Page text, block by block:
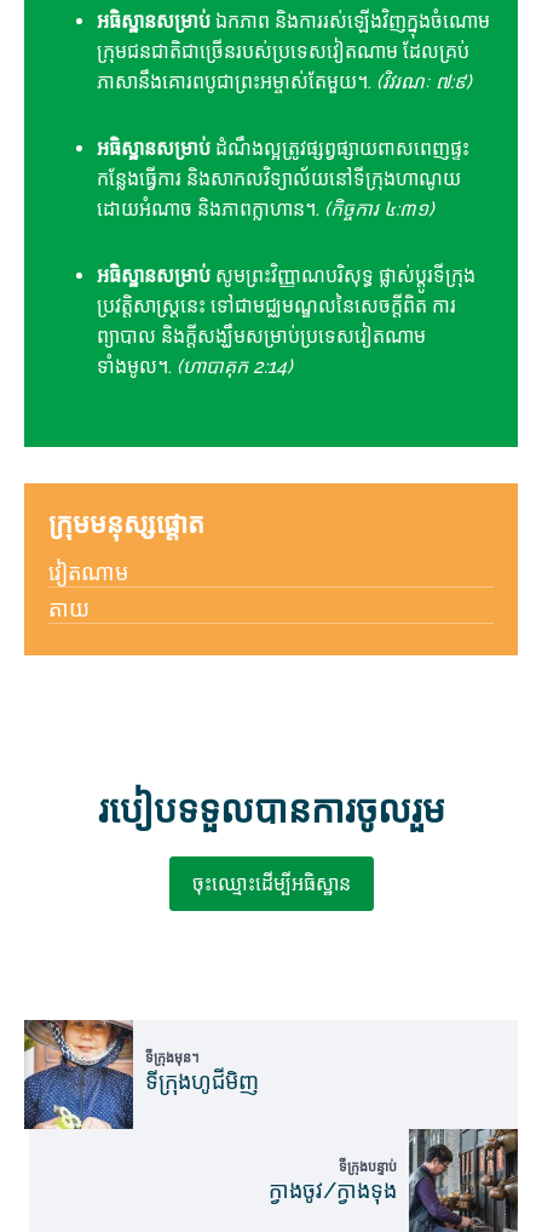
អធិស្ឋានសម្រាប់ ឯកភាព និងការរស់ឡើងវិញក្នុងចំណោម
ក្រុមជនជាតិជាច្រើនរបស់ប្រទេសវៀតណាម ដែលគ្រប់
ភាសានឹងគោរពបូជាព្រះអម្ចាស់តែមួយ។. (វិវរណៈ ៧:៩)
អធិស្ឋានសម្រាប់ ដំណឹងល្អត្រូវផ្សព្វផ្សាយពាសពេញផ្ទះ
កន្លែងធ្វើការ និងសាកលវិទ្យាល័យនៅទីក្រុងហាណូយ
ដោយអំណាច និងភាពក្លាហាន។. (កិច្ចការ ៤:៣១)
អធិស្ឋានសម្រាប់ សូមព្រះវិញ្ញាណបរិសុទ្ធ ផ្លាស់ប្តូរទីក្រុង
ប្រវត្តិសាស្ត្រនេះ ទៅជាមជ្ឈមណ្ឌលនៃសេចក្តីពិត ការ
ព្យាបាល និងក្តីសង្ឃឹមសម្រាប់ប្រទេសវៀតណាម
ទាំងមូល។. (ហាបាគុក 2:14)
ក្រុមមនុស្សផ្តោត
វៀតណាម
តាយ
របៀបទទួលបានការចូលរួម
ចុះឈ្មោះដើម្បីអធិស្ឋាន
ទីក្រុងមុន។
ទីក្រុងហូជីមិញ
ទីក្រុងបន្ទាប់
ក្វាងចូវ/ក្វាងទុង